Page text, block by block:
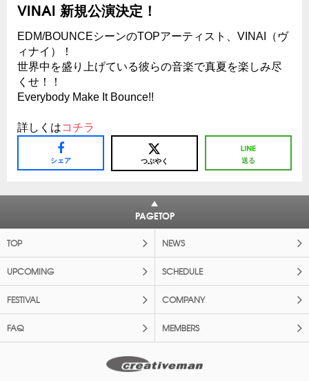
VINAI 新規公演決定！
EDM/BOUNCEシーンのTOPアーティスト、VINAI（ヴ
ィナイ）！
世界中を盛り上げている彼らの音楽で真夏を楽しみ尽
くせ！！
Everybody Make It Bounce!!
詳しくはコチラ
シェア つぶやく 送る
PAGETOP
TOP NEWS
UPCOMING SCHEDULE
FESTIVAL COMPANY
FAQ MEMBERS